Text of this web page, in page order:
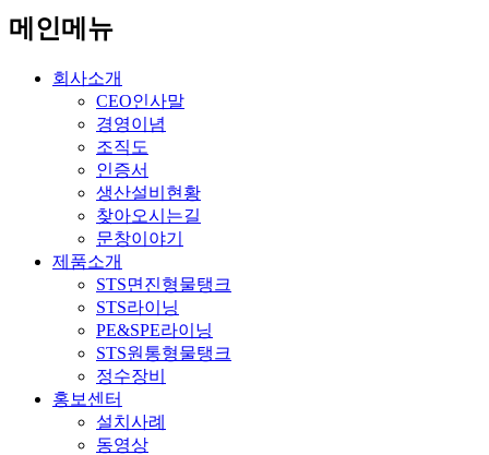
메인메뉴
회사소개
CEO인사말
경영이념
조직도
인증서
생산설비현황
찾아오시는길
문창이야기
제품소개
STS면진형물탱크
STS라이닝
PE&SPE라이닝
STS원통형물탱크
정수장비
홍보센터
설치사례
동영상